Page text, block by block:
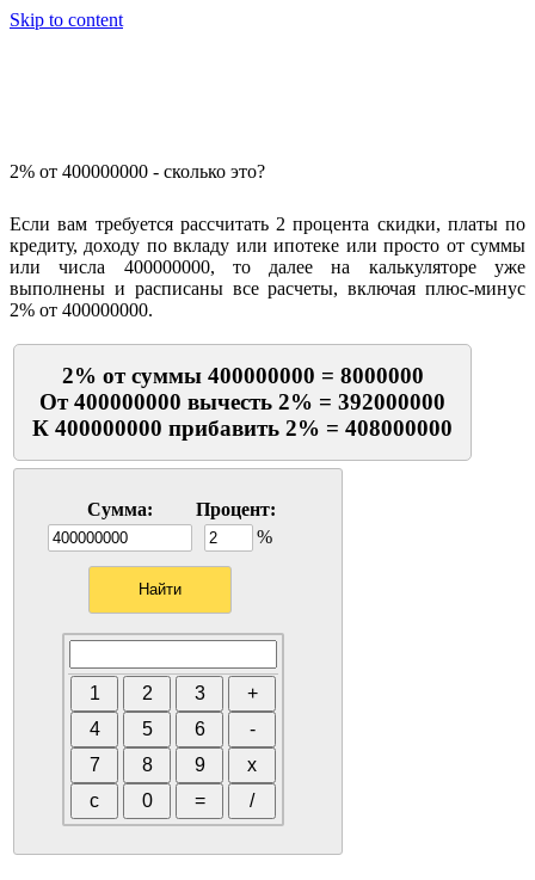
Skip to content
2% от 400000000 - сколько это?
Если вам требуется рассчитать 2 процента скидки, платы по
кредиту, доходу по вкладу или ипотеке или просто от суммы
или числа 400000000, то далее на калькуляторе уже
выполнены и расписаны все расчеты, включая плюс-минус
2% от 400000000.
2% от суммы 400000000 = 8000000
От 400000000 вычесть 2% = 392000000
К 400000000 прибавить 2% = 408000000
Сумма:
Процент:
%